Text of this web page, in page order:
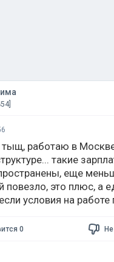
работаю в
такие
еще
повезло, это плюс, а
условия на
0 Не